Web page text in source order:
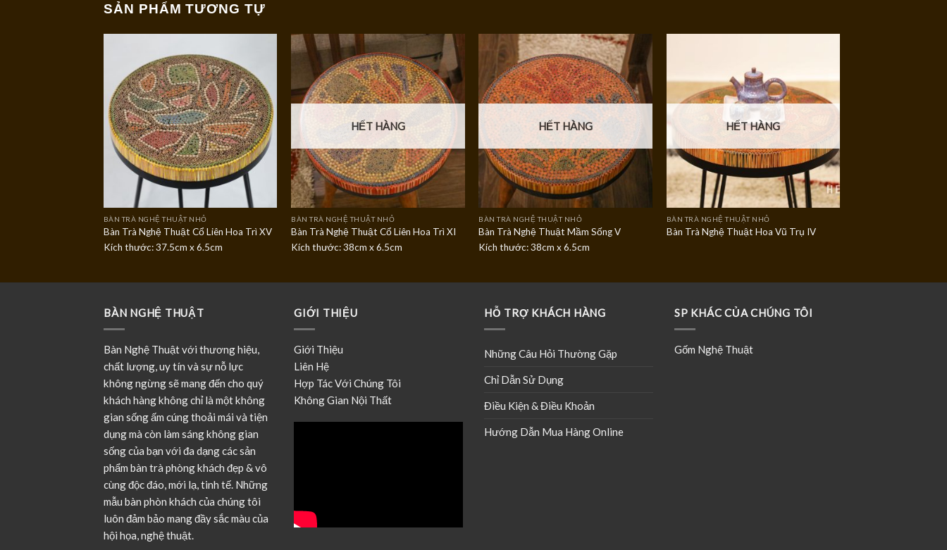
SẢN PHẨM TƯƠNG TỰ
BÀN TRÀ NGHỆ THUẬT NHỎ
Bàn Trà Nghệ Thuật Cổ Liên Hoa Trì XV
Kích thước: 37.5cm x 6.5cm
HẾT HÀNG
BÀN TRÀ NGHỆ THUẬT NHỎ
Bàn Trà Nghệ Thuật Cổ Liên Hoa Trì XI
Kích thước: 38cm x 6.5cm
HẾT HÀNG
BÀN TRÀ NGHỆ THUẬT NHỎ
Bàn Trà Nghệ Thuật Mầm Sống V
Kích thước: 38cm x 6.5cm
HẾT HÀNG
BÀN TRÀ NGHỆ THUẬT NHỎ
Bàn Trà Nghệ Thuật Hoa Vũ Trụ IV
BÀN NGHỆ THUẬT
Bàn Nghệ Thuật với thương hiệu,
chất lượng, uy tín và sự nỗ lực
không ngừng sẽ mang đến cho quý
khách hàng không chỉ là một không
gian sống ấm cúng thoải mái và tiện
dụng mà còn làm sáng không gian
sống của bạn với đa dạng các sản
phẩm bàn trà phòng khách đẹp & vô
cùng độc đáo, mới lạ, tinh tế. Những
mẫu bàn phòn khách của chúng tôi
luôn đảm bảo mang đầy sắc màu của
hội họa, nghệ thuật.
GIỚI THIỆU
Giới Thiệu
Liên Hệ
Hợp Tác Với Chúng Tôi
Không Gian Nội Thất
HỖ TRỢ KHÁCH HÀNG
Những Câu Hỏi Thường Gặp
Chỉ Dẫn Sử Dụng
Điều Kiện & Điều Khoản
Hướng Dẫn Mua Hàng Online
SP KHÁC CỦA CHÚNG TÔI
Gốm Nghệ Thuật